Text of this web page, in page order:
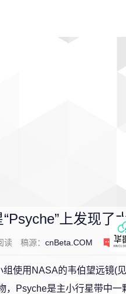
上发现了
读 稿源： cnBeta.COM 0
使用NASA的韦伯望远镜(
，Psyche是主小行星带中一